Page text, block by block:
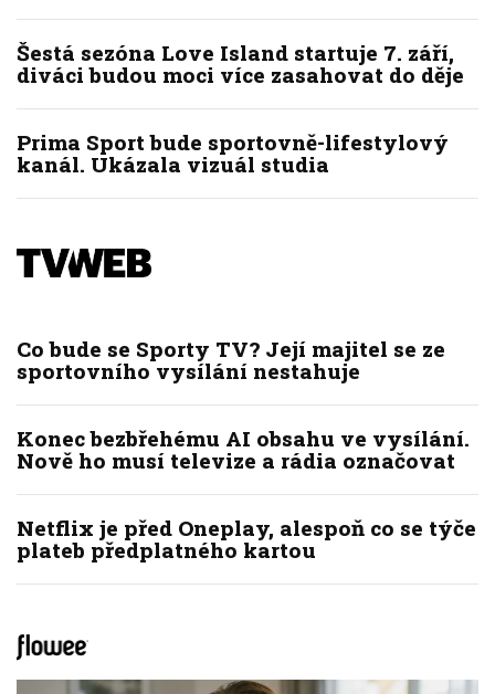
Šestá sezóna Love Island startuje 7. září,
diváci budou moci více zasahovat do děje
Prima Sport bude sportovně-lifestylový
kanál. Ukázala vizuál studia
Co bude se Sporty TV? Její majitel se ze
sportovního vysílání nestahuje
Konec bezbřehému AI obsahu ve vysílání.
Nově ho musí televize a rádia označovat
Netflix je před Oneplay, alespoň co se týče
plateb předplatného kartou